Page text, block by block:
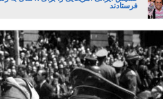
فرستادند